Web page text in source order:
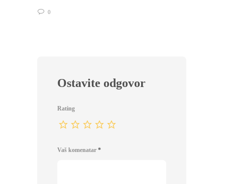
0
Ostavite odgovor
Rating
Vaš komenatar *